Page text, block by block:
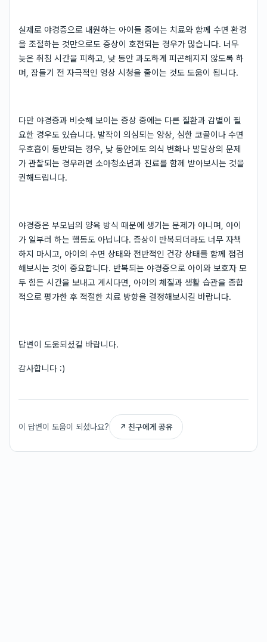
실제로 야경증으로 내원하는 아이들 중에는 치료와 함께 수면 환경
을 조절하는 것만으로도 증상이 호전되는 경우가 많습니다. 너무
늦은 취침 시간을 피하고, 낮 동안 과도하게 피곤해지지 않도록 하
며, 잠들기 전 자극적인 영상 시청을 줄이는 것도 도움이 됩니다.
다만 야경증과 비슷해 보이는 증상 중에는 다른 질환과 감별이 필
요한 경우도 있습니다. 발작이 의심되는 양상, 심한 코골이나 수면
무호흡이 동반되는 경우, 낮 동안에도 의식 변화나 발달상의 문제
가 관찰되는 경우라면 소아청소년과 진료를 함께 받아보시는 것을
권해드립니다.
야경증은 부모님의 양육 방식 때문에 생기는 문제가 아니며, 아이
가 일부러 하는 행동도 아닙니다. 증상이 반복되더라도 너무 자책
하지 마시고, 아이의 수면 상태와 전반적인 건강 상태를 함께 점검
해보시는 것이 중요합니다. 반복되는 야경증으로 아이와 보호자 모
두 힘든 시간을 보내고 계시다면, 아이의 체질과 생활 습관을 종합
적으로 평가한 후 적절한 치료 방향을 결정해보시길 바랍니다.
답변이 도움되셨길 바랍니다.
감사합니다 :)
이 답변이 도움이 되셨나요? ↗ 친구에게 공유